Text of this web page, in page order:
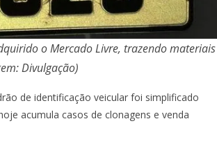
o Mercado Livre, trazendo materiais
Divulgação)
de identificação veicular foi simplificado
acumula casos de clonagens e venda